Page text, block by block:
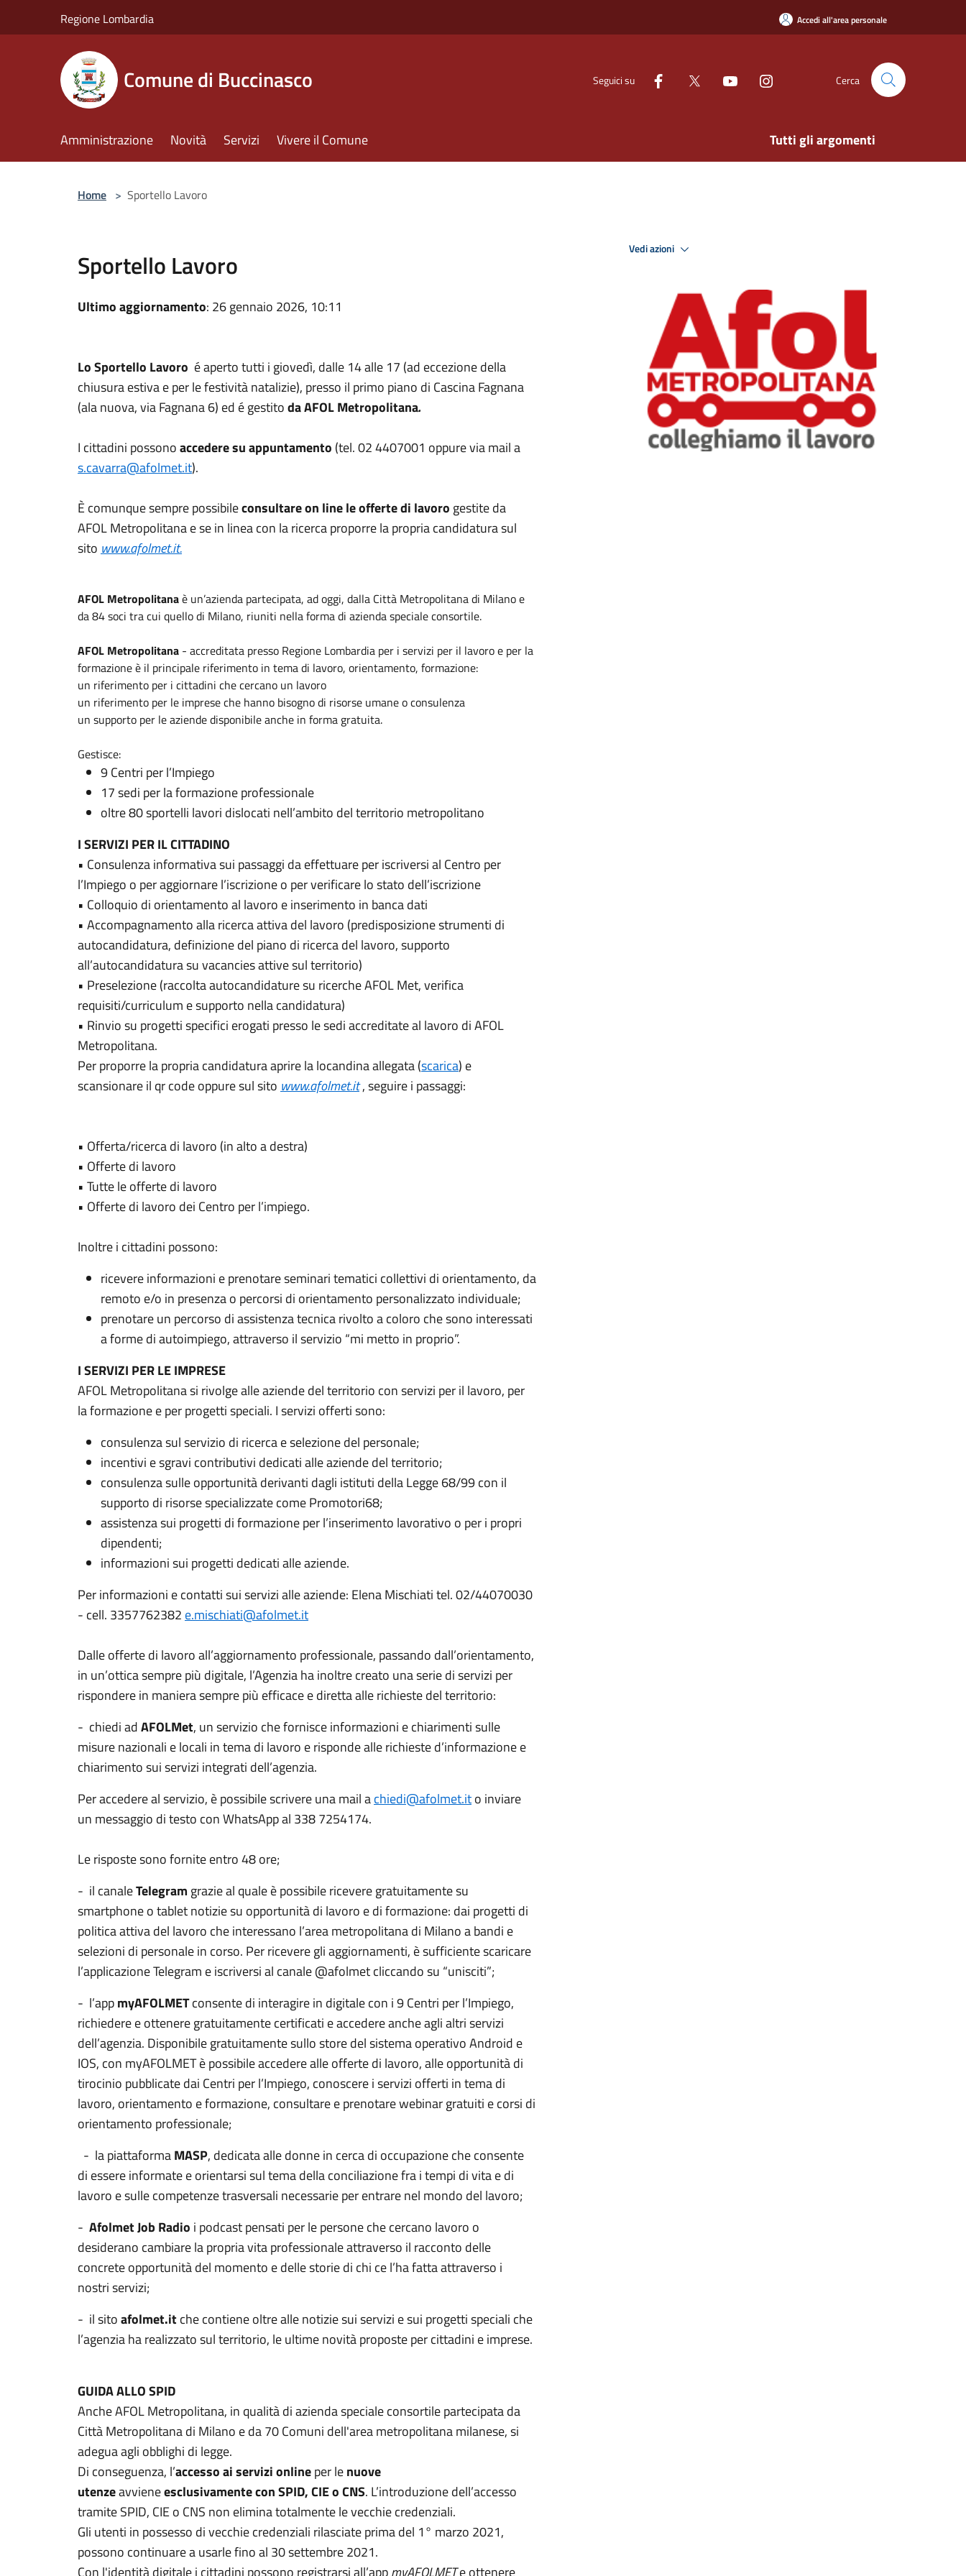
Regione Lombardia Accedi all'area personale
Comune di Buccinasco Seguici su Cerca
Amministrazione Novità Servizi Vivere il Comune Tutti gli argomenti
Home > Sportello Lavoro
Sportello Lavoro
Ultimo aggiornamento: 26 gennaio 2026, 10:11
Lo Sportello Lavoro é aperto tutti i giovedì, dalle 14 alle 17 (ad eccezione della
chiusura estiva e per le festività natalizie), presso il primo piano di Cascina Fagnana
(ala nuova, via Fagnana 6) ed é gestitoda AFOL Metropolitana.
I cittadini possonoaccedere su appuntamento (tel. 02 4407001 oppure via mail a
s.cavarra@afolmet.it).
È comunque sempre possibileconsultare on line le offerte di lavoro gestite da
AFOL Metropolitana e se in linea con la ricerca proporre la propria candidatura sul
sito www.afolmet.it.
AFOL Metropolitanaè un’azienda partecipata, ad oggi, dalla Città Metropolitana di Milano e
da 84 soci tra cui quello di Milano, riuniti nella forma di azienda speciale consortile.
AFOL Metropolitana - accreditata presso Regione Lombardia per i servizi per il lavoro e per la
formazione è il principale riferimento in tema di lavoro, orientamento, formazione:
un riferimento per i cittadini che cercano un lavoro
un riferimento per le imprese che hanno bisogno di risorse umane o consulenza
un supporto per le aziende disponibile anche in forma gratuita.
Gestisce:
9 Centri per l’Impiego
17 sedi per la formazione professionale
oltre 80 sportelli lavori dislocati nell’ambito del territorio metropolitano
I SERVIZI PER IL CITTADINO
• Consulenza informativa sui passaggi da effettuare per iscriversi al Centro per
l’Impiego o per aggiornare l’iscrizione o per verificare lo stato dell’iscrizione
• Colloquio di orientamento al lavoro e inserimento in banca dati
• Accompagnamento alla ricerca attiva del lavoro (predisposizione strumenti di
autocandidatura, definizione del piano di ricerca del lavoro, supporto
all’autocandidatura su vacancies attive sul territorio)
• Preselezione (raccolta autocandidature su ricerche AFOL Met, verifica
requisiti/curriculum e supporto nella candidatura)
• Rinvio su progetti specifici erogati presso le sedi accreditate al lavoro di AFOL
Metropolitana.
Per proporre la propria candidatura aprire la locandina allegata (scarica) e
scansionare il qr code oppure sul sito www.afolmet.it, seguire i passaggi:
• Offerta/ricerca di lavoro (in alto a destra)
• Offerte di lavoro
• Tutte le offerte di lavoro
• Offerte di lavoro dei Centro per l’impiego.
Inoltre i cittadini possono:
ricevere informazioni e prenotare seminari tematici collettivi di orientamento, da
remoto e/o in presenza o percorsi di orientamento personalizzato individuale;
prenotare un percorso di assistenza tecnica rivolto a coloro che sono interessati
a forme di autoimpiego, attraverso il servizio “mi metto in proprio”.
I SERVIZI PER LE IMPRESE
AFOL Metropolitana si rivolge alle aziende del territorio con servizi per il lavoro, per
la formazione e per progetti speciali. I servizi offerti sono:
consulenza sul servizio di ricerca e selezione del personale;
incentivi e sgravi contributivi dedicati alle aziende del territorio;
consulenza sulle opportunità derivanti dagli istituti della Legge 68/99 con il
supporto di risorse specializzate come Promotori68;
assistenza sui progetti di formazione per l’inserimento lavorativo o per i propri
dipendenti;
informazioni sui progetti dedicati alle aziende.
Per informazioni e contatti sui servizi alle aziende: Elena Mischiati tel. 02/44070030
- cell. 3357762382 e.mischiati@afolmet.it
Dalle offerte di lavoro all’aggiornamento professionale, passando dall’orientamento,
in un’ottica sempre più digitale, l’Agenzia ha inoltre creato una serie di servizi per
rispondere in maniera sempre più efficace e diretta alle richieste del territorio:
- chiedi adAFOLMet, un servizio che fornisce informazioni e chiarimenti sulle
misure nazionali e locali in tema di lavoro e risponde alle richieste d’informazione e
chiarimento sui servizi integrati dell’agenzia.
Per accedere al servizio, è possibile scrivere una mail achiedi@afolmet.ito inviare
un messaggio di testo con WhatsApp al 338 7254174.
Le risposte sono fornite entro 48 ore;
- il canaleTelegram grazie al quale è possibile ricevere gratuitamente su
smartphone o tablet notizie su opportunità di lavoro e di formazione: dai progetti di
politica attiva del lavoro che interessano l’area metropolitana di Milano a bandi e
selezioni di personale in corso. Per ricevere gli aggiornamenti, è sufficiente scaricare
l’applicazione Telegram e iscriversi al canale @afolmet cliccando su “unisciti”;
- l’appmyAFOLMETconsente di interagire in digitale con i 9 Centri per l’Impiego,
richiedere e ottenere gratuitamente certificati e accedere anche agli altri servizi
dell’agenzia. Disponibile gratuitamente sullo store del sistema operativo Android e
IOS, con myAFOLMET è possibile accedere alle offerte di lavoro, alle opportunità di
tirocinio pubblicate dai Centri per l’Impiego, conoscere i servizi offerti in tema di
lavoro, orientamento e formazione, consultare e prenotare webinar gratuiti e corsi di
orientamento professionale;
- la piattaformaMASP, dedicata alle donne in cerca di occupazione che consente
di essere informate e orientarsi sul tema della conciliazione fra i tempi di vita e di
lavoro e sulle competenze trasversali necessarie per entrare nel mondo del lavoro;
- Afolmet Job Radio i podcast pensati per le persone che cercano lavoro o
desiderano cambiare la propria vita professionale attraverso il racconto delle
concrete opportunità del momento e delle storie di chi ce l’ha fatta attraverso i
nostri servizi;
- il sitoafolmet.itche contiene oltre alle notizie sui servizi e sui progetti speciali che
l’agenzia ha realizzato sul territorio, le ultime novità proposte per cittadini e imprese.
GUIDA ALLO SPID
Anche AFOL Metropolitana, in qualità di azienda speciale consortile partecipata da
Città Metropolitana di Milano e da 70 Comuni dell'area metropolitana milanese, si
adegua agli obblighi di legge.
Di conseguenza, l’accesso ai servizi onlineper lenuove
utenzeavvieneesclusivamente con SPID, CIE o CNS. L’introduzione dell’accesso
tramite SPID, CIE o CNS non elimina totalmente le vecchie credenziali.
Gli utenti in possesso di vecchie credenziali rilasciate prima del 1° marzo 2021,
possono continuare a usarle fino al 30 settembre 2021.
Con l'identità digitale i cittadini possono registrarsi all’appmyAFOLMETe ottenere
Vedi azioni